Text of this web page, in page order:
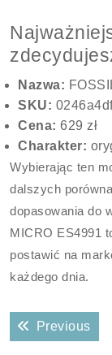
Nazwa:
SKU:
Cena: 629 zł
Charakter:
Wybierając ten
dalszych
dopasowania do
MICRO ES4991
postawić na
każdego dnia.
Nawigacja
wpisuPrevious